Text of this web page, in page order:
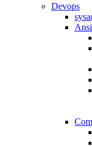
Devops